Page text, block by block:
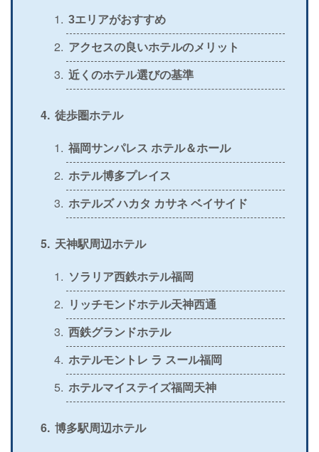
＞公式 〇
＞公式 × 〇 ×
＞公式 〇 ×
3エリアがおすすめ
アクセスの良いホテルのメリット
近くのホテル選びの基準
徒歩圏ホテル
福岡サンパレス ホテル＆ホール
ホテル博多プレイス
ホテルズ ハカタ カサネ ベイサイド
天神駅周辺ホテル
ソラリア西鉄ホテル福岡
リッチモンドホテル天神西通
西鉄グランドホテル
ホテルモントレ ラ スール福岡
ホテルマイステイズ福岡天神
博多駅周辺ホテル